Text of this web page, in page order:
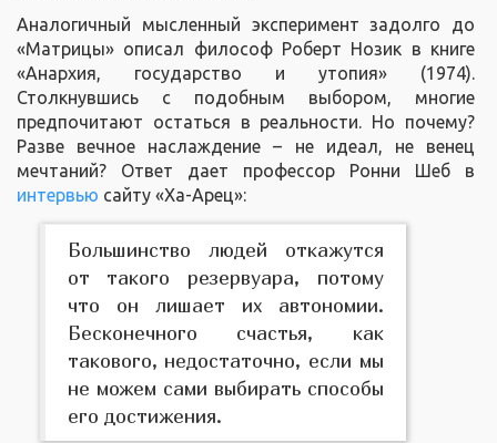
Аналогичный мысленный эксперимент задолго до
«Матрицы» описал философ Роберт Нозик в книге
«Анархия, государство и утопия» (1974).
Столкнувшись с подобным выбором, многие
предпочитают остаться в реальности. Но почему?
Разве вечное наслаждение – не идеал, не венец
мечтаний? Ответ дает профессор Ронни Шеб в
интервью сайту «Ха-Арец»:
Большинство людей откажутся
от такого резервуара, потому
что он лишает их автономии.
Бесконечного счастья, как
такового, недостаточно, если мы
не можем сами выбирать способы
его достижения.